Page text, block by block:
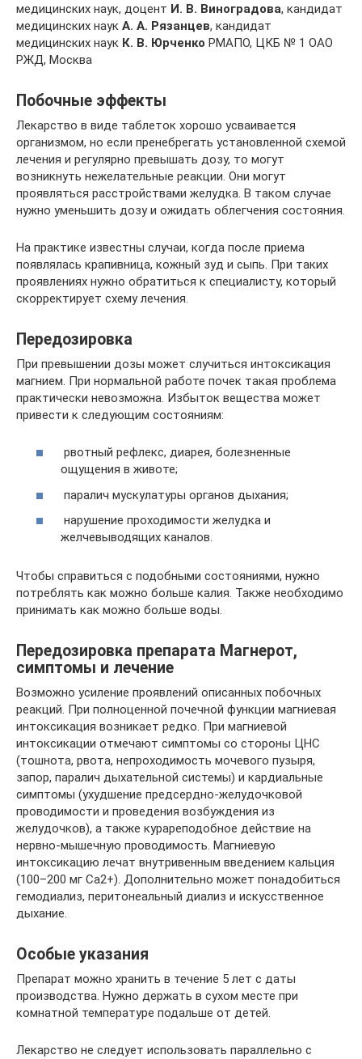
медицинских наук, доцент И. В. Виноградова, кандидат
медицинских наук А. А. Рязанцев, кандидат
медицинских наук К. В. Юрченко РМАПО, ЦКБ № 1 ОАО
РЖД, Москва
Побочные эффекты
Лекарство в виде таблеток хорошо усваивается
организмом, но если пренебрегать установленной схемой
лечения и регулярно превышать дозу, то могут
возникнуть нежелательные реакции. Они могут
проявляться расстройствами желудка. В таком случае
нужно уменьшить дозу и ожидать облегчения состояния.
На практике известны случаи, когда после приема
появлялась крапивница, кожный зуд и сыпь. При таких
проявлениях нужно обратиться к специалисту, который
скорректирует схему лечения.
Передозировка
При превышении дозы может случиться интоксикация
магнием. При нормальной работе почек такая проблема
практически невозможна. Избыток вещества может
привести к следующим состояниям:
рвотный рефлекс, диарея, болезненные
ощущения в животе;
паралич мускулатуры органов дыхания;
нарушение проходимости желудка и
желчевыводящих каналов.
Чтобы справиться с подобными состояниями, нужно
потреблять как можно больше калия. Также необходимо
принимать как можно больше воды.
Передозировка препарата Магнерот,
симптомы и лечение
Возможно усиление проявлений описанных побочных
реакций. При полноценной почечной функции магниевая
интоксикация возникает редко. При магниевой
интоксикации отмечают симптомы со стороны ЦНС
(тошнота, рвота, непроходимость мочевого пузыря,
запор, паралич дыхательной системы) и кардиальные
симптомы (ухудшение предсердно-желудочковой
проводимости и проведения возбуждения из
желудочков), а также курареподобное действие на
нервно-мышечную проводимость. Магниевую
интоксикацию лечат внутривенным введением кальция
(100–200 мг Са2+). Дополнительно может понадобиться
гемодиализ, перитонеальный диализ и искусственное
дыхание.
Особые указания
Препарат можно хранить в течение 5 лет с даты
производства. Нужно держать в сухом месте при
комнатной температуре подальше от детей.
Лекарство не следует использовать параллельно с